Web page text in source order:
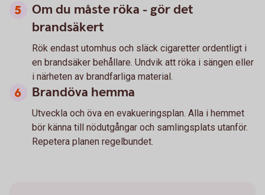
Om du måste röka - gör det
brandsäkert
Rök endast utomhus och släck cigaretter ordentligt i
en brandsäker behållare. Undvik att röka i sängen eller
i närheten av brandfarliga material.
Brandöva hemma
Utveckla och öva en evakueringsplan. Alla i hemmet
bör känna till nödutgångar och samlingsplats utanför.
Repetera planen regelbundet.